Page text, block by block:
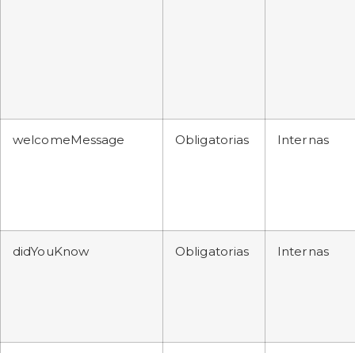
welcomeMessage Obligatorias Internas
didYouKnow Obligatorias Internas